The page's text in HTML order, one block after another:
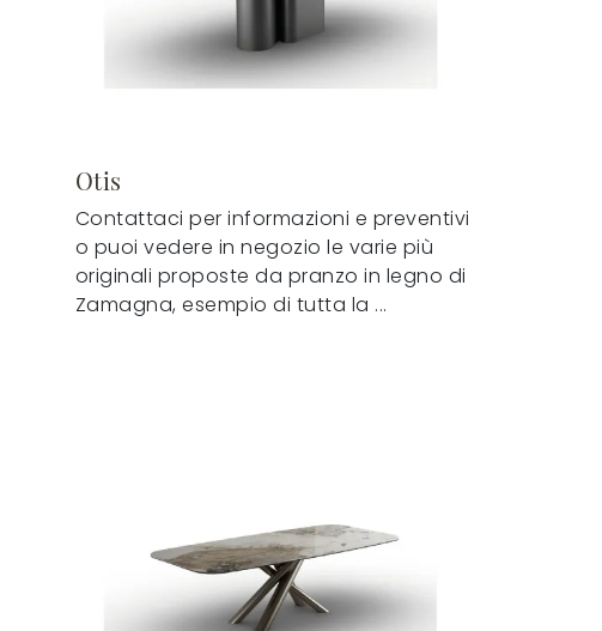
Otis
Contattaci per informazioni e preventivi
o puoi vedere in negozio le varie più
originali proposte da pranzo in legno di
Zamagna, esempio di tutta la ...